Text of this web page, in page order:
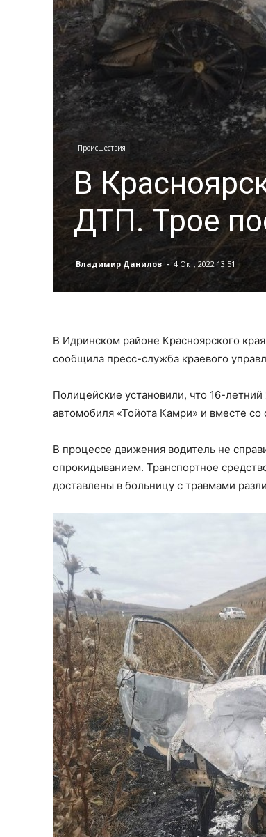
Происшествия
В
ДТП. Трое
Владимир Данилов - 4 Окт, 2022 13:51
В Идринском районе Красноярского
сообщила пресс-служба краевого
Полицейские установили, что 16-
автомобиля «Тойота Камри» и вместе
В процессе движения водитель не
опрокидыванием. Транспортное
доставлены в больницу с травмами